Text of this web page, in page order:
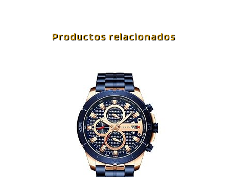
Productos relacionados